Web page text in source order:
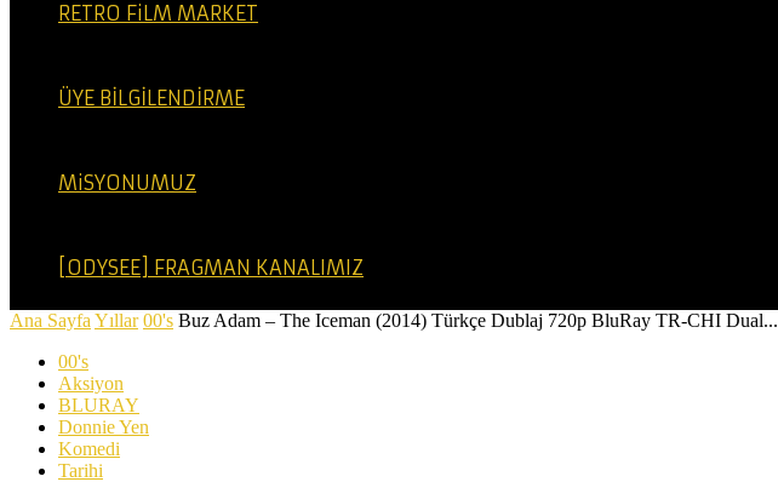
RETRO FiLM MARKET
ÜYE BİLGİLENDİRME
MiSYONUMUZ
[ODYSEE] FRAGMAN KANALIMIZ
Ana Sayfa Yıllar 00's Buz Adam – The Iceman (2014) Türkçe Dublaj 720p BluRay TR-CHI Dual...
00's
Aksiyon
BLURAY
Donnie Yen
Komedi
Tarihi